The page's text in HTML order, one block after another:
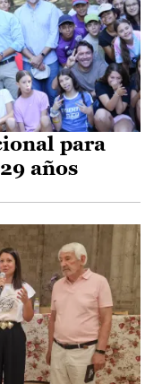
para
años